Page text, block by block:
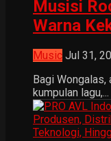
Musisi
Warna
Music Jul 31,
Bagi
kumpulan lagu,...